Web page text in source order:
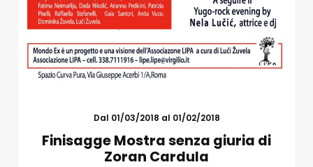
Dal 01/03/2018 al 01/02/2018
Finisagge Mostra senza giuria di
Zoran Cardula